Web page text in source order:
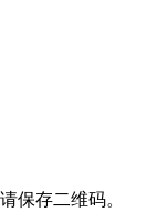
保存二维码。